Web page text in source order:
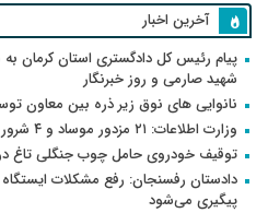
آخرین اخبار
شهید صارمی و روز خبرنگار
نانوایی های نوق زیر ذره بین معاون
وزارت اطلاعات: ۲۱ مزدور موساد و ۴ شرور مسلح در کرمان بازداشت شدند
توقیف خودروی حامل چوب جنگلی تاغ
دادستان رفسنجان: رفع مشکلات ایستگاه
پیگیری می‌شود